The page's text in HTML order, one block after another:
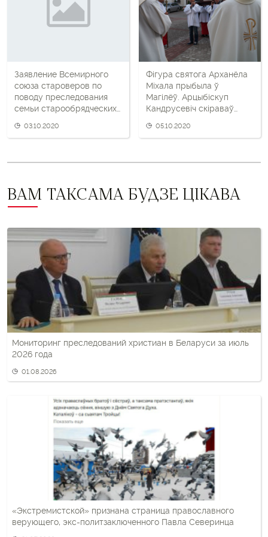
Заявление Всемирного
союза староверов по
поводу преследования
семьи старообрядческих
03.10.2020
Фігура святога Арханёла
Міхала прыбыла ў
Магілёў. Арцыбіскуп
Кандрусевіч скіраваў
Магілёўшчыны
05.10.2020
ВАМ ТАКСАМА БУДЗЕ ЦІКАВА
Мониторинг преследований христиан в Беларуси за июль
2026 года
01.08.2026
«Экстремистской» признана страница православного
верующего, экс-политзаключенного Павла Северинца